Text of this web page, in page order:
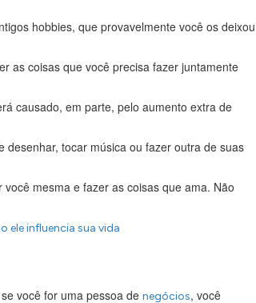
hobbies, que provavelmente você os deixou
as coisas que você precisa fazer juntamente
causado, em parte, pelo aumento extra de
desenhar, tocar música ou fazer outra de suas
mesma e fazer as coisas que ama. Não
ele influencia sua vida
você for uma pessoa de negócios, você